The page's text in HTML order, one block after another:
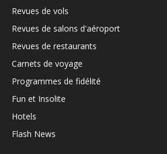
Revues de vols
Revues de salons d'aéroport
Revues de restaurants
Carnets de voyage
Programmes de fidélité
Fun et Insolite
Hotels
Flash News